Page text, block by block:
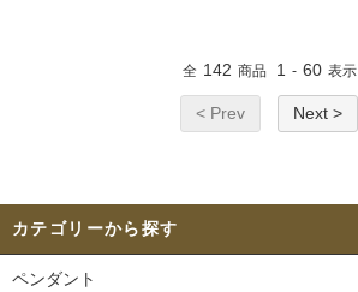
全 142 商品 1 - 60 表示
< Prev Next >
カテゴリーから探す
ペンダント